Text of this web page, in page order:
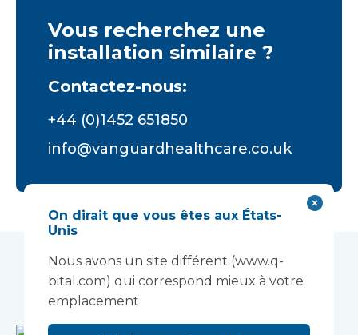
Vous recherchez une
installation similaire ?
Contactez-nous:
+44 (0)1452 651850
info@vanguardhealthcare.co.uk
Études de cas connexes
On dirait que vous êtes aux États-
Unis
Nous avons un site différent (www.q-
bital.com) qui correspond mieux à votre
emplacement